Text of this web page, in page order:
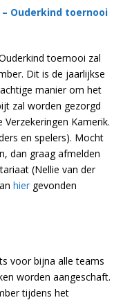
Ouderkind toernooi
toernooi zal
Dit is de jaarlijkse
manier om het
zal worden gezorgd
Kamerik.
en spelers). Mocht
dan graag afmelden
(Nellie van der
hier gevonden
voor bijna alle teams
worden aangeschaft.
tijdens het